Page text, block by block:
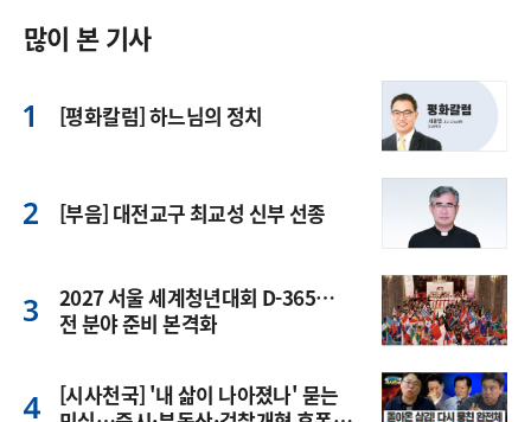
많이 본 기사
[평화칼럼] 하느님의 정치
[부음] 대전교구 최교성 신부 선종
2027 서울 세계청년대회 D-365…
전 분야 준비 본격화
[시사천국] '내 삶이 나아졌나' 묻는